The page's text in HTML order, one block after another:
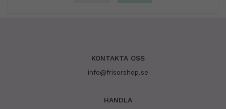
KONTAKTA OSS
info@frisorshop.se
HANDLA